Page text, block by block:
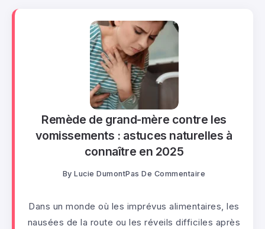
Remède de grand-mère contre les
vomissements : astuces naturelles à
connaître en 2025
By Lucie DumontPas De Commentaire
Dans un monde où les imprévus alimentaires, les
nausées de la route ou les réveils difficiles après